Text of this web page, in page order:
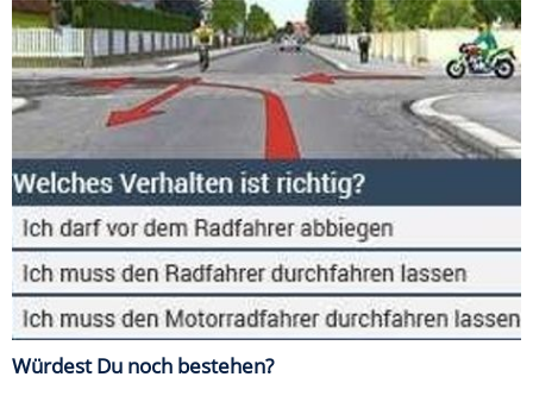
Würdest Du noch bestehen?